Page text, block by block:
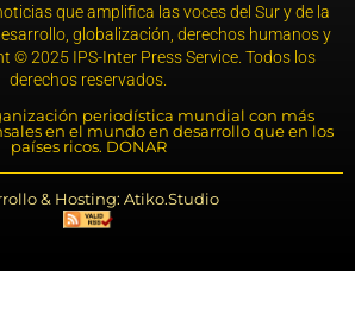
que amplifica las voces del Sur y de la
globalización, derechos humanos y
© 2025 IPS-Inter Press Service. Todos los
derechos reservados.
periodística mundial con más
en el mundo en desarrollo que en los
países ricos. DONAR
& Hosting: Atiko.Studio